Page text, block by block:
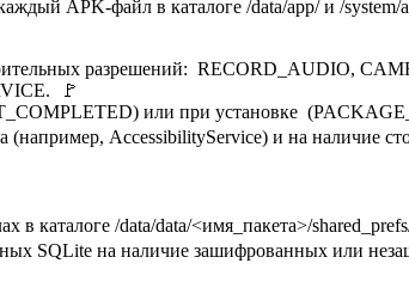
APK-файл в каталоге /data/app/ и /
разрешений: RECORD_AUDIO,
🚩
или при установке
(например, AccessibilityService) и на наличие
каталоге /data/data/<имя_пакета>/
SQLite на наличие зашифрованных или